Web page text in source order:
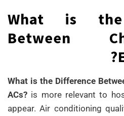
What is the
Between
What is the Difference
ACs? is more relevant to
appear. Air conditioning